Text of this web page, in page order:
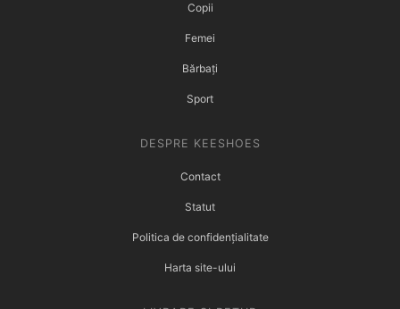
Copii
Femei
Bărbați
Sport
DESPRE KEESHOES
Contact
Statut
Politica de confidențialitate
Harta site-ului